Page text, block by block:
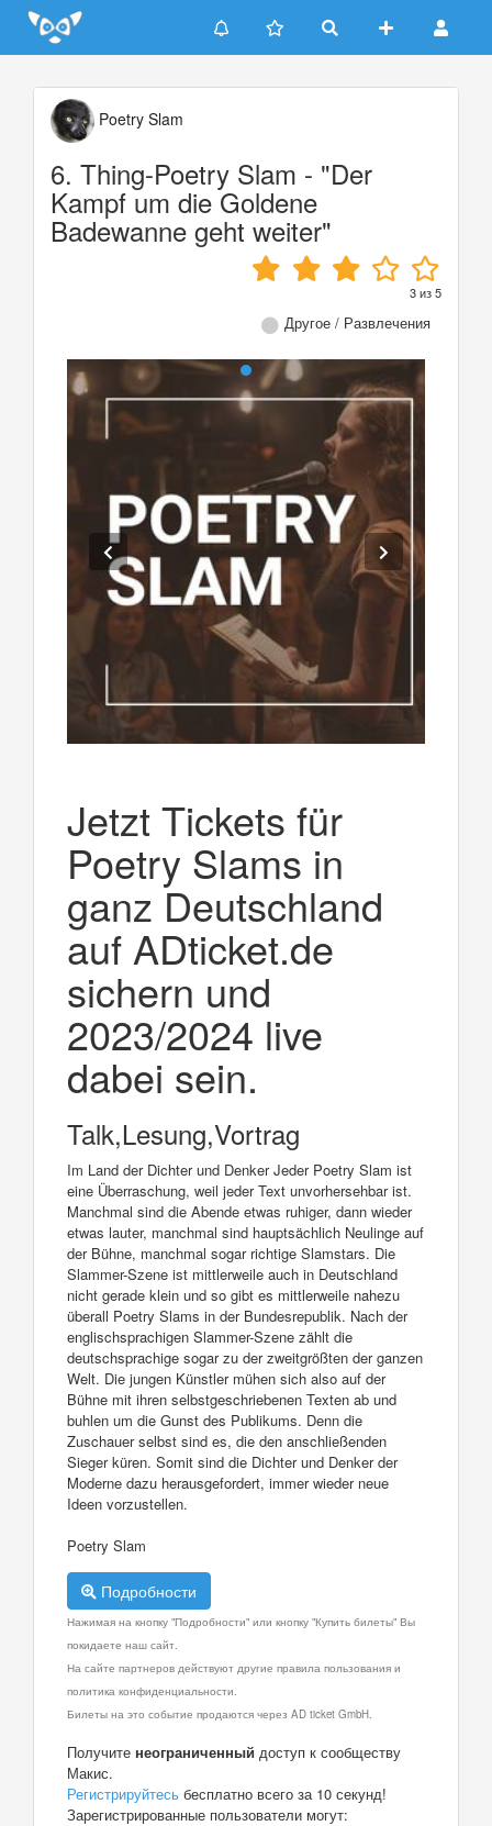
Update cookies preferences
Poetry Slam
6. Thing-Poetry Slam - "Der
Kampf um die Goldene
Badewanne geht weiter"
3из5
Другое / Развлечения
Jetzt Tickets für
Poetry Slams in
ganz Deutschland
auf ADticket.de
sichern und
2023/2024 live
dabei sein.
Talk,Lesung,Vortrag
Im Land der Dichter und Denker Jeder Poetry Slam ist
eine Überraschung, weil jeder Text unvorhersehbar ist.
Manchmal sind die Abende etwas ruhiger, dann wieder
etwas lauter, manchmal sind hauptsächlich Neulinge auf
der Bühne, manchmal sogar richtige Slamstars. Die
Slammer-Szene ist mittlerweile auch in Deutschland
nicht gerade klein und so gibt es mittlerweile nahezu
überall Poetry Slams in der Bundesrepublik. Nach der
englischsprachigen Slammer-Szene zählt die
deutschsprachige sogar zu der zweitgrößten der ganzen
Welt. Die jungen Künstler mühen sich also auf der
Bühne mit ihren selbstgeschriebenen Texten ab und
buhlen um die Gunst des Publikums. Denn die
Zuschauer selbst sind es, die den anschließenden
Sieger küren. Somit sind die Dichter und Denker der
Moderne dazu herausgefordert, immer wieder neue
Ideen vorzustellen.
Poetry Slam
Подробности
Нажимая на кнопку "Подробности" или кнопку "Купить билеты" Вы
покидаете наш сайт.
На сайте партнеров действуют другие правила пользования и
политика конфиденциальности.
Билеты на это событие продаются через AD ticket GmbH.
Получите неограниченный доступ к сообществу
Макис.
Регистрируйтесь бесплатно всего за 10 секунд!
Зарегистрированные пользователи могут: